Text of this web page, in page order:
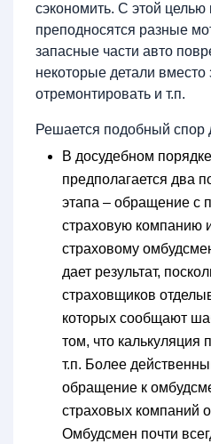
сэкономить. С этой целью
преподносятся разные
запасные части авто
некоторые детали
отремонтировать и т.п.
Решается подобный спор
В досудебном
предполагается два
этапа – обращение с
страховую компанию
страховому
дает результат,
страховщиков
которых сообщают
том, что калькуляция
т.п. Более
обращение к
страховых компаний
Омбудсмен почти